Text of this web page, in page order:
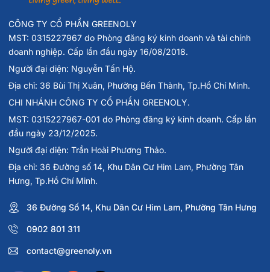
CÔNG TY CỔ PHẦN GREENOLY
MST: 0315227967 do Phòng đăng ký kinh doanh và tài chính
doanh nghiệp. Cấp lần đầu ngày 16/08/2018.
Người đại diện: Nguyễn Tấn Hộ.
Địa chỉ: 36 Bùi Thị Xuân, Phường Bến Thành, Tp.Hồ Chí Minh.
CHI NHÁNH CÔNG TY CỔ PHẦN GREENOLY.
MST: 0315227967-001 do Phòng đăng ký kinh doanh. Cấp lần
đầu ngày 23/12/2025.
Người đại diện: Trần Hoài Phương Thảo.
Địa chỉ: 36 Đường số 14, Khu Dân Cư Him Lam, Phường Tân
Hưng, Tp.Hồ Chí Minh.
36 Đường Số 14, Khu Dân Cư Him Lam, Phường Tân Hưng
0902 801 311
contact@greenoly.vn